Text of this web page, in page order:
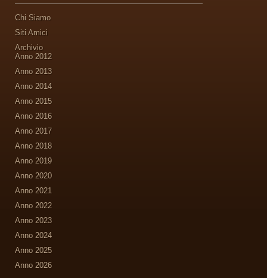
Chi Siamo
Siti Amici
Archivio
Anno 2012
Anno 2013
Anno 2014
Anno 2015
Anno 2016
Anno 2017
Anno 2018
Anno 2019
Anno 2020
Anno 2021
Anno 2022
Anno 2023
Anno 2024
Anno 2025
Anno 2026